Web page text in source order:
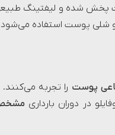
پخش شده و لیفتینگ
و شلی پوست استفاده
پوست را تجربه می‌کنند.
در دوران بارداری